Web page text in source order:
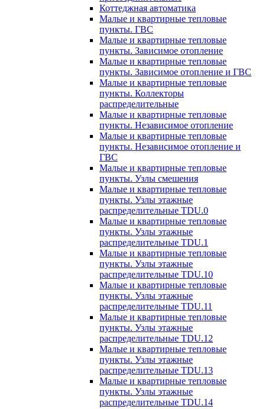
Коттеджная автоматика
Малые и квартирные тепловые
пункты. ГВС
Малые и квартирные тепловые
пункты. Зависимое отопление
Малые и квартирные тепловые
пункты. Зависимое отопление и ГВС
Малые и квартирные тепловые
пункты. Коллекторы
распределительные
Малые и квартирные тепловые
пункты. Независимое отопление
Малые и квартирные тепловые
пункты. Независимое отопление и
ГВС
Малые и квартирные тепловые
пункты. Узлы смешения
Малые и квартирные тепловые
пункты. Узлы этажные
распределительные TDU.0
Малые и квартирные тепловые
пункты. Узлы этажные
распределительные TDU.1
Малые и квартирные тепловые
пункты. Узлы этажные
распределительные TDU.10
Малые и квартирные тепловые
пункты. Узлы этажные
распределительные TDU.11
Малые и квартирные тепловые
пункты. Узлы этажные
распределительные TDU.12
Малые и квартирные тепловые
пункты. Узлы этажные
распределительные TDU.13
Малые и квартирные тепловые
пункты. Узлы этажные
распределительные TDU.14